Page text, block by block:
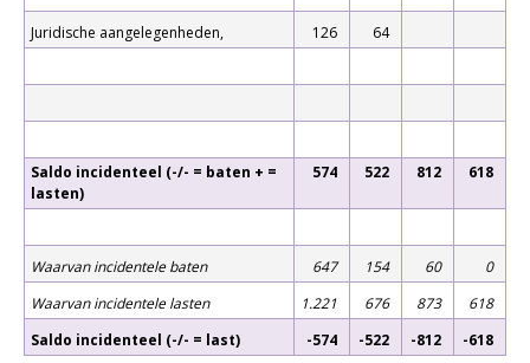
Juridische aangelegenheden, 126 64
Saldo incidenteel (-/- = baten + =
lasten)
574 522 812 618
Waarvan incidentele baten 647 154 60
0
Waarvan incidentele lasten
1.221 676 873
618
Saldo incidenteel (-/- = last)
-574 -522 -812 -618